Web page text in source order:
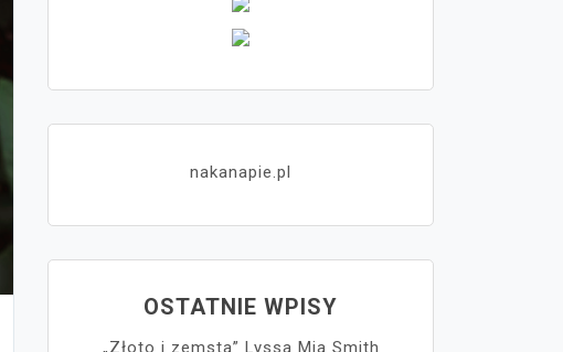
nakanapie.pl
OSTATNIE WPISY
„Złoto i zemsta” Lyssa Mia Smith